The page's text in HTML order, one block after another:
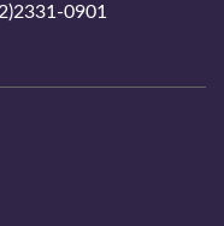
0901